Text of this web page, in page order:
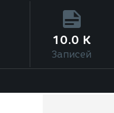
10.0 K
Записей